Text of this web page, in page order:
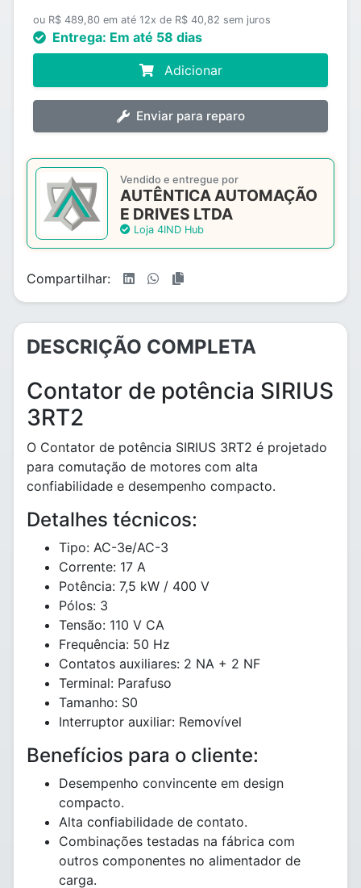
ou R$ 489,80 em até 12x de R$ 40,82 sem juros
Entrega: Em até 58 dias
Adicionar
Enviar para reparo
Vendido e entregue por
AUTÊNTICA AUTOMAÇÃO
E DRIVES LTDA
Loja 4IND Hub
Compartilhar:
DESCRIÇÃO COMPLETA
Contator de potência SIRIUS
3RT2
O Contator de potência SIRIUS 3RT2 é projetado
para comutação de motores com alta
confiabilidade e desempenho compacto.
Detalhes técnicos:
Tipo: AC-3e/AC-3
Corrente: 17 A
Potência: 7,5 kW / 400 V
Pólos: 3
Tensão: 110 V CA
Frequência: 50 Hz
Contatos auxiliares: 2 NA + 2 NF
Terminal: Parafuso
Tamanho: S0
Interruptor auxiliar: Removível
Benefícios para o cliente:
Desempenho convincente em design
compacto.
Alta confiabilidade de contato.
Combinações testadas na fábrica com
outros componentes no alimentador de
carga.